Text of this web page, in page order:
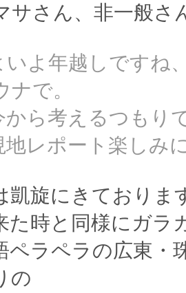
サさん、非一般さ
いよ年越しですね
ナで。
から考えるつもり
地レポート楽しみ
凱旋にきておりま
た時と同様にガラ
ペラペラの広東・
の